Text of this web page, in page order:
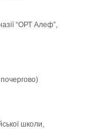
“ОРТ Алеф”,
школи,